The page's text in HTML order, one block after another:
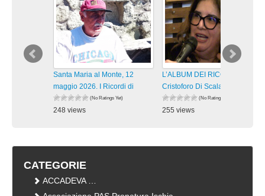
Santa Maria al Monte, 12
maggio 2026. I Ricordi di
(No Ratings Yet)
248 views
L’ALBUM DEI RICORDI: Don
Cristoforo Di Scala –
(No Ratings Yet)
255 views
CATEGORIE
ACCADEVA …